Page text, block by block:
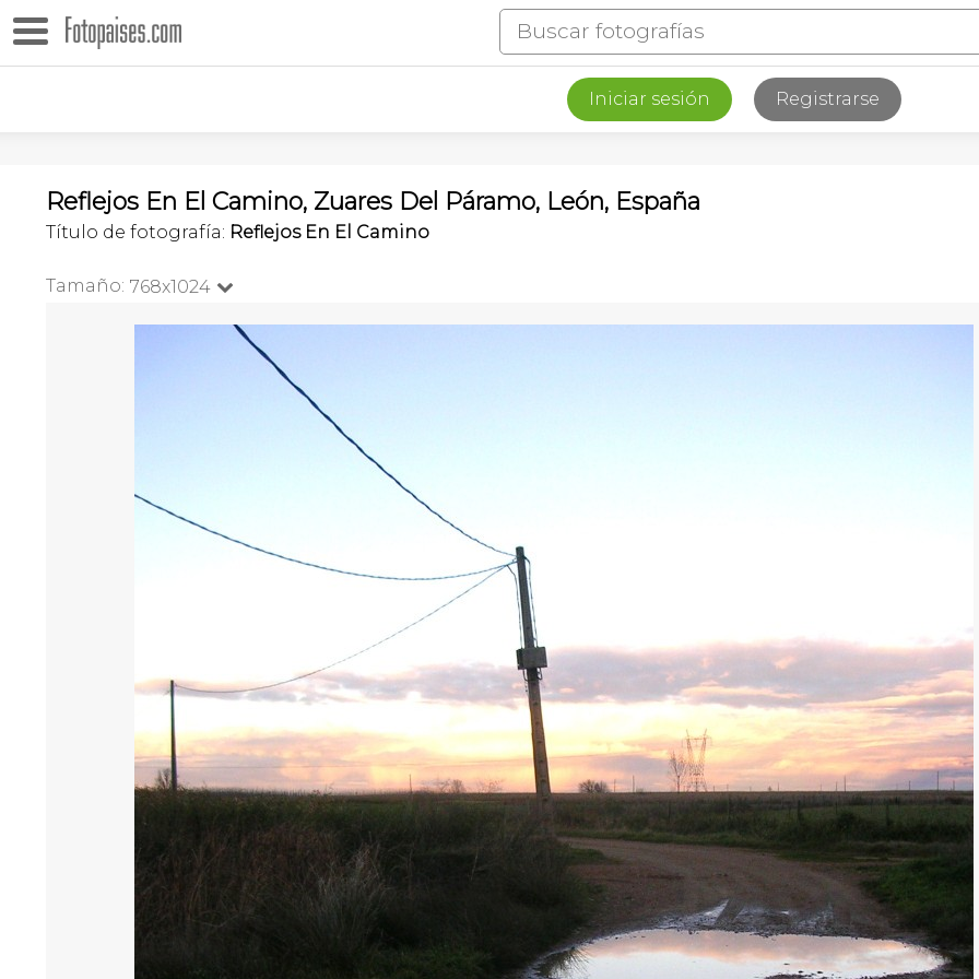
Iniciar sesión Registrarse
Reflejos En El Camino, Zuares Del Páramo, León, España
Título de fotografía: Reflejos En El Camino
Tamaño: 768x1024 